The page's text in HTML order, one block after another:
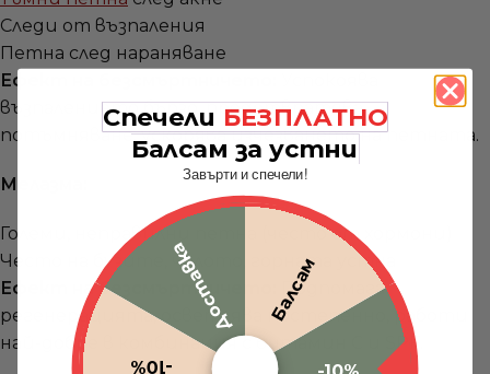
Следи от възпаления
Петна след нараняване
Ефект на безсмъртничето:
възпалението бързо, предотвратява
потъмняване, ускорява изчезването на петната.
Мелазма:
Големи, неправилни петна (често от хормони)
Често на бузите, челото, горната устна
Ефект на безсмъртничето:
Подпомага
регенерацията, осветлява постепенно, работи
най-добре в комбинация с витамин C и SPF.
Спечели БЕЗПЛАТНО
Балсам за устни
Завърти и спечели!
Балсам
-10%
Доставка